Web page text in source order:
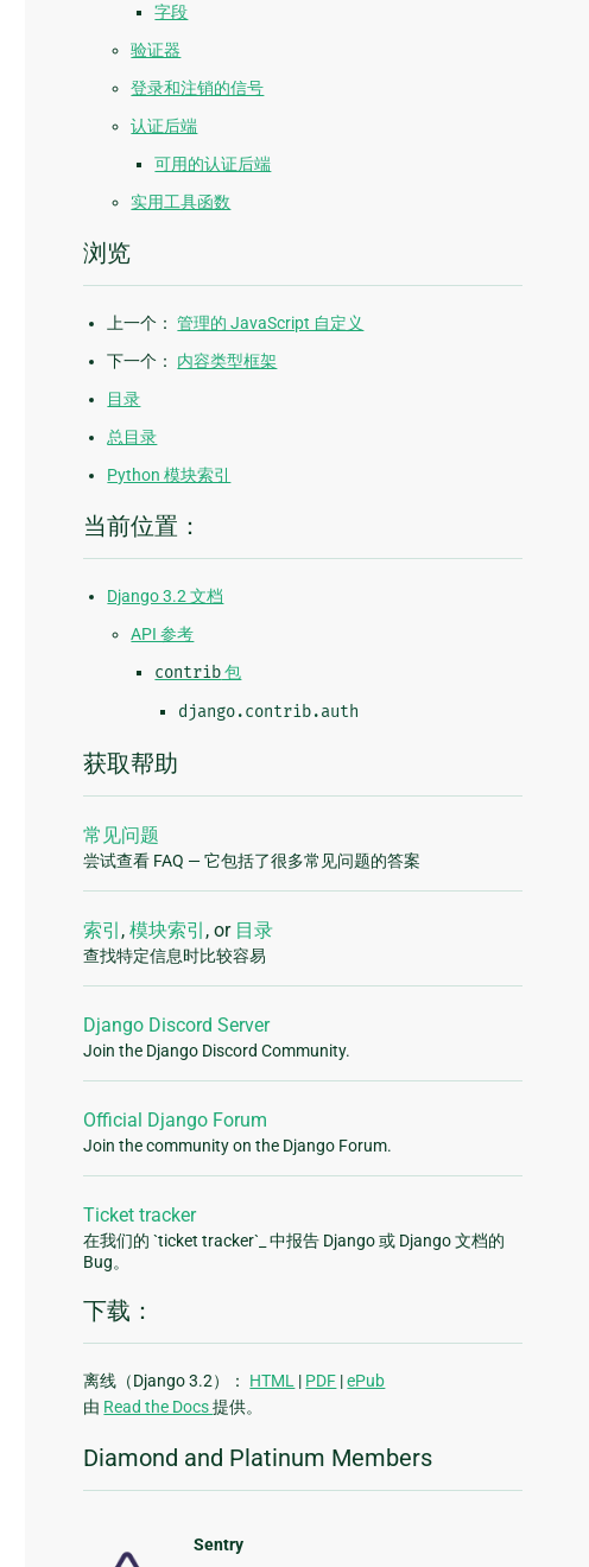
字段
验证器
登录和注销的信号
认证后端
可用的认证后端
实用工具函数
浏览
上一个：管理的 JavaScript 自定义
下一个： 内容类型框架
目录
总目录
Python 模块索引
当前位置：
Django 3.2 文档
API 参考
contrib包
django.contrib.auth
获取帮助
常见问题
尝试查看 FAQ — 它包括了很多常见问题的答案
索引 ,模块索引 , or 目录
查找特定信息时比较容易
Django Discord Server
Join the Django Discord Community.
Official Django Forum
Join the community on the Django Forum.
Ticket tracker
在我们的 `ticket tracker`_ 中报告 Django 或 Django 文档的
Bug。
下载：
离线（Django 3.2）： HTML | PDF |ePub
由 Read the Docs提供。
Diamond and Platinum Members
Sentry